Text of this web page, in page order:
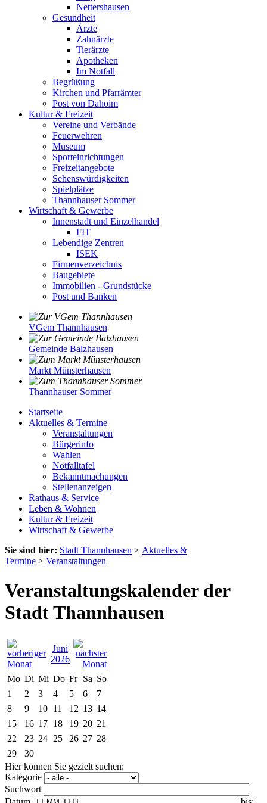
Nettershausen
Gesundheit
Ärzte
Zahnärzte
Tierärzte
Apotheken
Im Notfall
Begrüßung
Kirchen und Pfarrämter
Post von Dahoim
Kultur & Freizeit
Vereine und Verbände
Feuerwehren
Museum
Sporteinrichtungen
Freizeitangebote
Sehenswürdigkeiten
Spielplätze
Thannhauser Sommer
Wirtschaft & Gewerbe
Innenstadt und Einzelhandel
FIT
Lebendige Zentren
ISEK
Firmenverzeichnis
Baugebiete
Immobilien - Grundstücke
Post und Banken
VGem Thannhausen
Gemeinde Balzhausen
Markt Münsterhausen
Thannhauser Sommer
Startseite
Aktuelles & Termine
Veranstaltungen
Bürgerinfo
Wahlen
Notfalltafel
Bekanntmachungen
Stellenanzeigen
Rathaus & Service
Leben & Wohnen
Kultur & Freizeit
Wirtschaft & Gewerbe
Sie sind hier: Stadt Thannhausen > Aktuelles &
Termine > Veranstaltungen
Veranstaltungskalender der
Stadt Thannhausen
Juni
2026
Mo Di Mi Do Fr Sa So
1
2 3 4 5 6
7
8
9 10 11 12 13 14
15
16 17 18 19 20 21
22
23 24 25 26 27 28
29
30
Hier können Sie gezielt suchen:
Kategorie
Suchwort